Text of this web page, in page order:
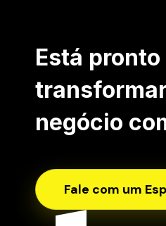
Está pronto
negócio
Fale com um